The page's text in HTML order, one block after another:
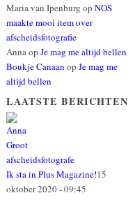
Maria van Ipenburg opNOS
maakte mooi item over
afscheidsfotografie
AnnaopJe mag me altijd bellen
Boukje Canaan opJe mag me
altijd bellen
LAATSTE BERICHTEN
Ik sta in Plus Magazine!15
oktober 2020 - 09:45